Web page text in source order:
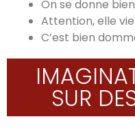
On se donne
Attention, elle
C’est bien
SUR